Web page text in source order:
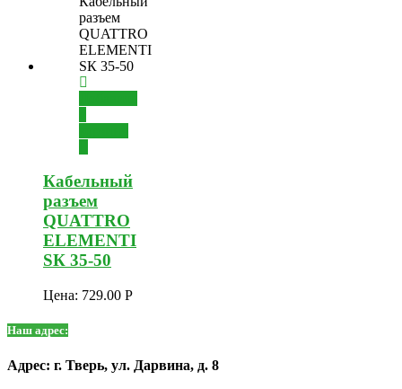
Кабельный
разъем
QUATTRO
ELEMENTI
SК 35-50
Цена: 729.00 Р
Наш адрес:
Адрес: г. Тверь, ул. Дарвина, д. 8